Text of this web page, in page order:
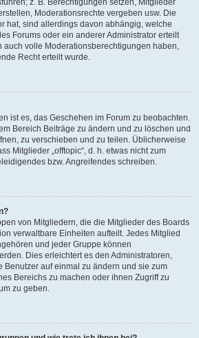
z. B. Berechtigungen setzen, Mitglieder
Moderationsrechte vergeben usw. Die
hat, sind allerdings davon abhängig, welche
Forums oder ein anderer Administrator erteilt
auch volle Moderationsberechtigungen haben,
Recht erteilt wurde.
ist es, das Geschehen im Forum zu beobachten.
Bereich Beiträge zu ändern und zu löschen und
zu verschieben und zu teilen. Üblicherweise
Mitglieder „offtopic“, d. h. etwas nicht zum
bzw. Angreifendes schreiben.
von Mitgliedern, die die Mitglieder des Boards
verwaltbare Einheiten aufteilt. Jedes Mitglied
und jeder Gruppe können
Dies erleichtert es den Administratoren,
Benutzer auf einmal zu ändern und sie zum
Bereichs zu machen oder ihnen Zugriff zu
zu geben.